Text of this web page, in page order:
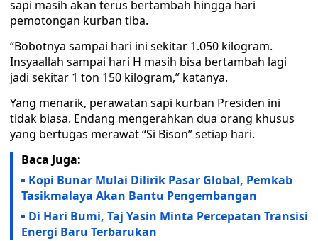
sapi masih akan terus bertambah hingga hari
pemotongan kurban tiba.
“Bobotnya sampai hari ini sekitar 1.050 kilogram.
Insyaallah sampai hari H masih bisa bertambah lagi
jadi sekitar 1 ton 150 kilogram,” katanya.
Yang menarik, perawatan sapi kurban Presiden ini
tidak biasa. Endang mengerahkan dua orang khusus
yang bertugas merawat “Si Bison” setiap hari.
Baca Juga:
Kopi Bunar Mulai Dilirik Pasar Global, Pemkab
Tasikmalaya Akan Bantu Pengembangan
Di Hari Bumi, Taj Yasin Minta Percepatan Transisi
Energi Baru Terbarukan